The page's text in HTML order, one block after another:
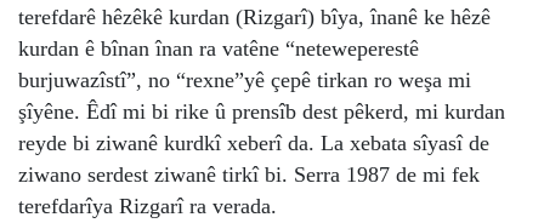
terefdarê hêzêkê kurdan (Rizgarî) bîya, înanê ke hêzê
kurdan ê bînan înan ra vatêne “neteweperestê
burjuwazîstî”, no “rexne”yê çepê tirkan ro weşa mi
şîyêne. Êdî mi bi rike û prensîb dest pêkerd, mi kurdan
reyde bi ziwanê kurdkî xeberî da. La xebata sîyasî de
ziwano serdest ziwanê tirkî bi. Serra 1987 de mi fek
terefdarîya Rizgarî ra verada.